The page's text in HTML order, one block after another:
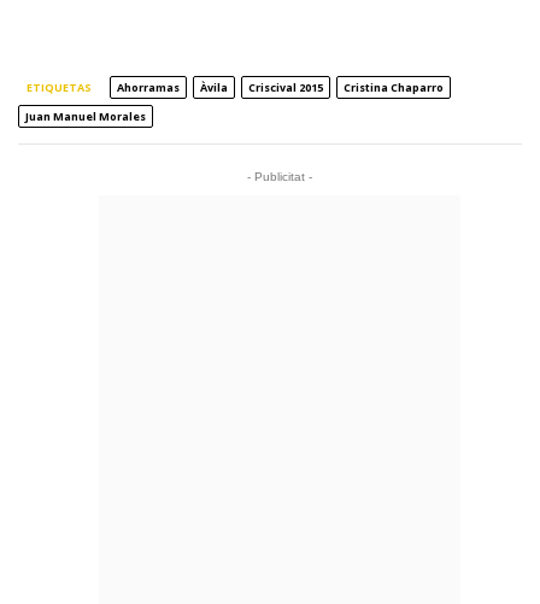
ETIQUETAS Ahorramas Àvila Criscival 2015
Cristina Chaparro
Juan Manuel Morales
- Publicitat -